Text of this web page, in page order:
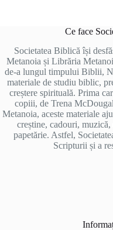
Ce face
Societatea Biblică își
Metanoia și Librăria
de-a lungul timpului Biblii,
materiale de studiu biblic,
creștere spirituală. Prima
copiii, de Trena
Metanoia, aceste materiale
creștine, cadouri,
papetărie. Astfel,
Scripturii și a